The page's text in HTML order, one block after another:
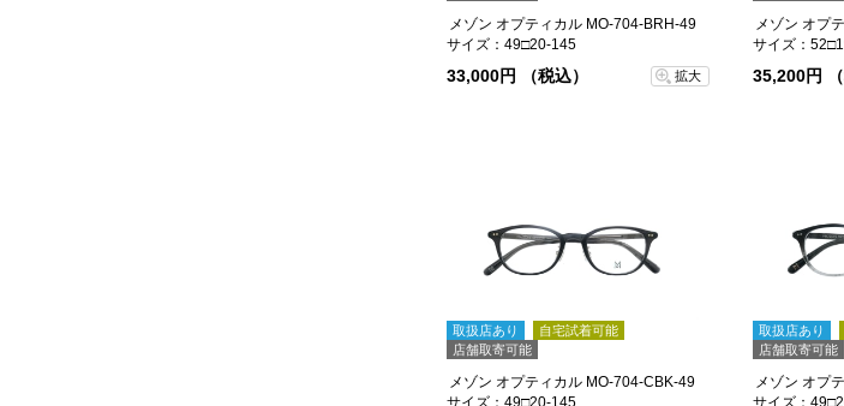
メゾン オプティカル MO-704-BRH-49
サイズ：49□20-145
33,000円 （税込） 拡大
サイズ：
35,200円 （
取扱店あり
自宅試着可能
店舗取寄可能
メゾン オプティカル MO-704-CBK-49
サイズ：49□20-145
取扱店あり
店舗取寄可能
メゾン オプ
サイズ：